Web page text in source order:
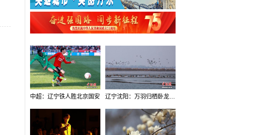
中超：辽宁铁人胜北京国安 辽宁沈阳：万羽归栖卧龙湖看群鸟齐飞